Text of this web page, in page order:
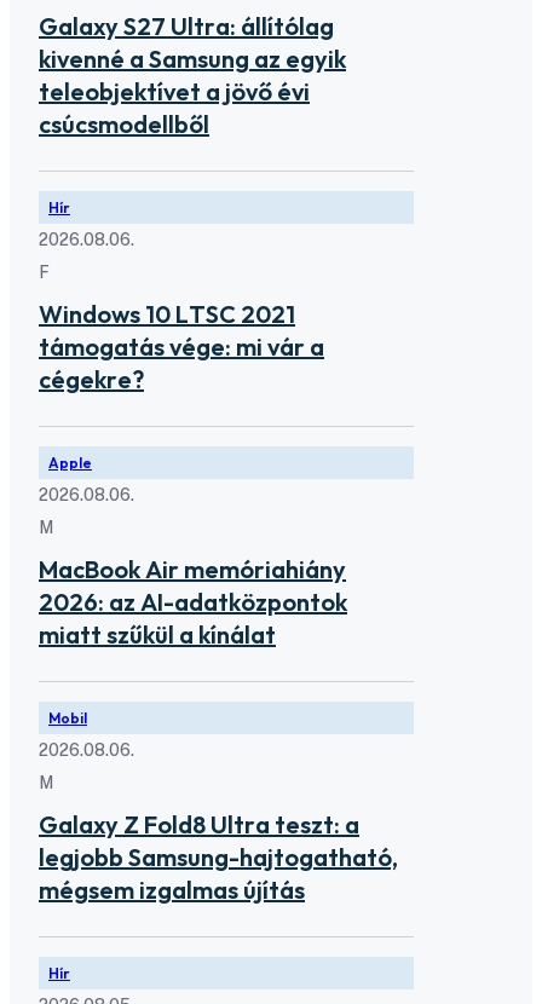
Galaxy S27 Ultra: állítólag
kivenné a Samsung az egyik
teleobjektívet a jövő évi
csúcsmodellből
Hír
2026.08.06.
F
Windows 10 LTSC 2021
támogatás vége: mi vár a
cégekre?
Apple
2026.08.06.
M
MacBook Air memóriahiány
2026: az AI-adatközpontok
miatt szűkül a kínálat
Mobil
2026.08.06.
M
Galaxy Z Fold8 Ultra teszt: a
legjobb Samsung-hajtogatható,
mégsem izgalmas újítás
Hír